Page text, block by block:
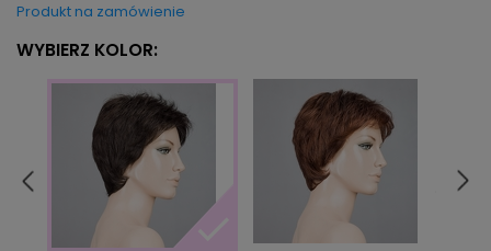
Produkt na zamówienie
WYBIERZ KOLOR: